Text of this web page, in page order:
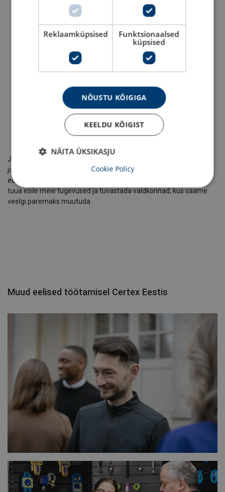
Juhtimise hindamisindeks
78/100
Jälgime ja mõõdame pidevalt erinevaid näitajaid, et tagada, et
jääksime suurepäraseks tööpaigaks. Usume, et läbipaistvus on
edasimineku jaoks oluline, seetõttu jagame neid ülevaateid, et
tuua esile meie tugevused ja tuvastada valdkonnad, kus saame
veelgi paremaks muutuda.
Muud eelised töötamisel Certex Eestis
Reklaamküpsised
Funktsionaalsed
küpsised
NÕUSTU KÕIGIGA
KEELDU KÕIGIST
NÄITA ÜKSIKASJU
Cookie Policy